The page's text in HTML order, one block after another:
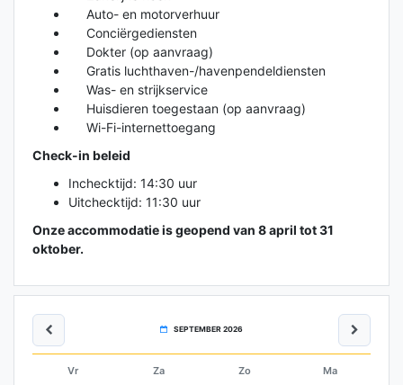
Auto- en motorverhuur
Conciërgediensten
Dokter (op aanvraag)
Gratis luchthaven-/havenpendeldiensten
Was- en strijkservice
Huisdieren toegestaan (op aanvraag)
Wi-Fi-internettoegang
Check-in beleid
Inchecktijd: 14:30 uur
Uitchecktijd: 11:30 uur
Onze accommodatie is geopend van 8 april tot 31
oktober.
SEPTEMBER 2026
Vr Za Zo
Ma